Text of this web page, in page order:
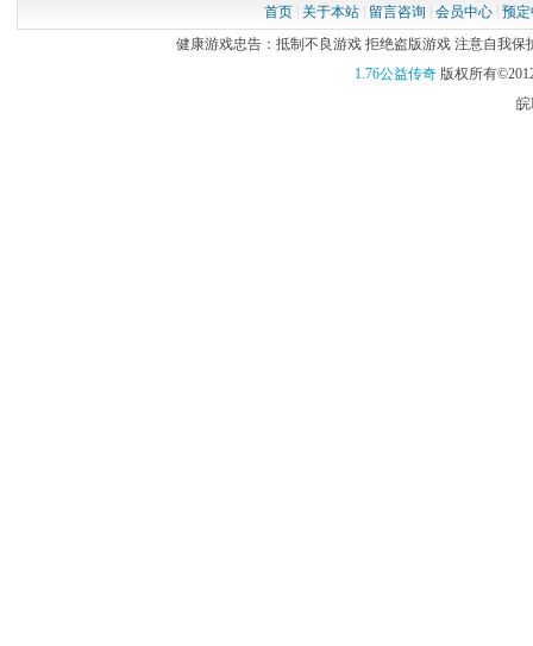
首页| 关于本站| 留言咨询 会员中心| 预
健康游戏忠告：抵制不良游戏 拒绝盗版游戏 注意自我保
1.76公益传奇版权所有
皖